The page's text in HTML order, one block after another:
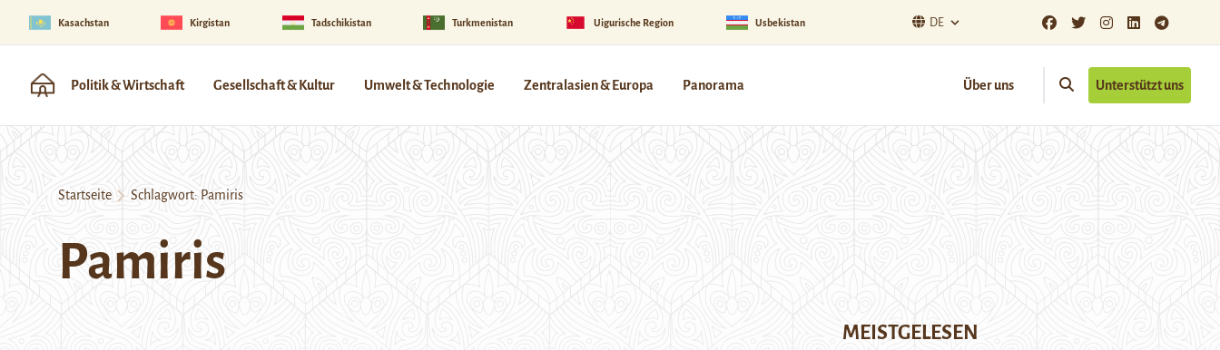
Kasachstan Kirgistan Tadschikistan Turkmenistan Uigurische Region Usbekistan DE
Politik & Wirtschaft Gesellschaft & Kultur Umwelt & Technologie Zentralasien & Europa Panorama Über uns Unterstützt uns
Startseite Schlagwort: Pamiris
Pamiris
MEISTGELESEN